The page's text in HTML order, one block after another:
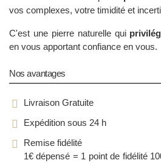
vos complexes, votre timidité et
C'est une pierre naturelle qui
en vous apportant confiance en vous.
Nos avantages
Livraison Gratuite
Expédition sous 24 h
Remise fidélité
1€ dépensé = 1 point de fidélité